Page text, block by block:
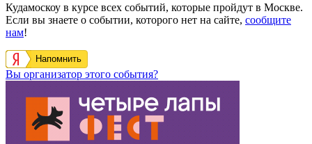
Кудамоскоу в курсе всех событий, которые пройдут в Москве.
Если вы знаете о событии, которого нет на сайте, сообщите
нам!
Напомнить
Вы организатор этого события?